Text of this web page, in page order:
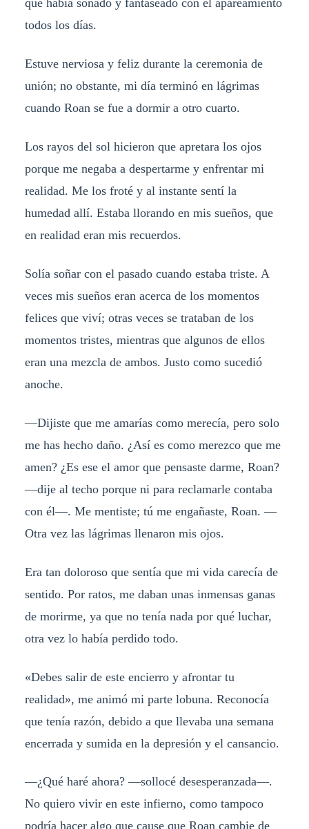
que había soñado y fantaseado con el apareamiento
todos los días.
Estuve nerviosa y feliz durante la ceremonia de
unión; no obstante, mi día terminó en lágrimas
cuando Roan se fue a dormir a otro cuarto.
Los rayos del sol hicieron que apretara los ojos
porque me negaba a despertarme y enfrentar mi
realidad. Me los froté y al instante sentí la
humedad allí. Estaba llorando en mis sueños, que
en realidad eran mis recuerdos.
Solía soñar con el pasado cuando estaba triste. A
veces mis sueños eran acerca de los momentos
felices que viví; otras veces se trataban de los
momentos tristes, mientras que algunos de ellos
eran una mezcla de ambos. Justo como sucedió
anoche.
—Dijiste que me amarías como merecía, pero solo
me has hecho daño. ¿Así es como merezco que me
amen? ¿Es ese el amor que pensaste darme, Roan?
—dije al techo porque ni para reclamarle contaba
con él—. Me mentiste; tú me engañaste, Roan. —
Otra vez las lágrimas llenaron mis ojos.
Era tan doloroso que sentía que mi vida carecía de
sentido. Por ratos, me daban unas inmensas ganas
de morirme, ya que no tenía nada por qué luchar,
otra vez lo había perdido todo.
«Debes salir de este encierro y afrontar tu
realidad», me animó mi parte lobuna. Reconocía
que tenía razón, debido a que llevaba una semana
encerrada y sumida en la depresión y el cansancio.
—¿Qué haré ahora? —sollocé desesperanzada—.
No quiero vivir en este infierno, como tampoco
podría hacer algo que cause que Roan cambie de